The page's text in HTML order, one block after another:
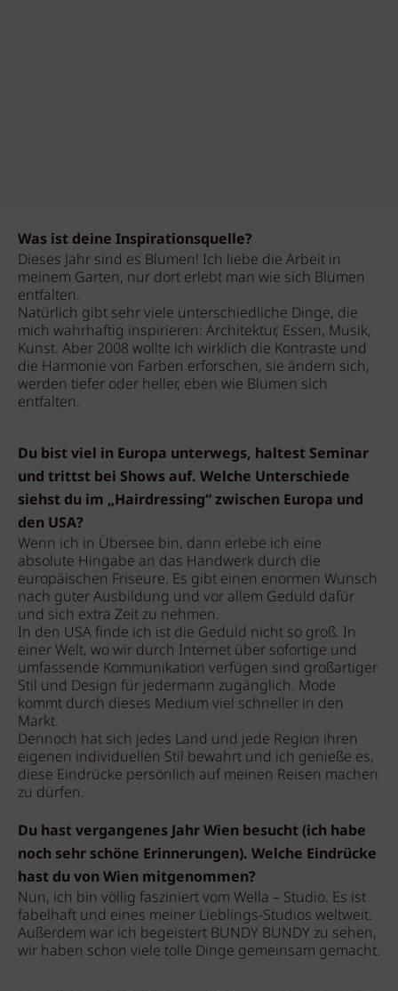
Was ist deine Inspirationsquelle?
Dieses Jahr sind es Blumen! Ich liebe die Arbeit in
meinem Garten, nur dort erlebt man wie sich Blumen
entfalten.
Natürlich gibt sehr viele unterschiedliche Dinge, die
mich wahrhaftig inspirieren: Architektur, Essen, Musik,
Kunst. Aber 2008 wollte ich wirklich die Kontraste und
die Harmonie von Farben erforschen, sie ändern sich,
werden tiefer oder heller, eben wie Blumen sich
entfalten.
Du bist viel in Europa unterwegs, haltest Seminar
und trittst bei Shows auf. Welche Unterschiede
siehst du im „Hairdressing“ zwischen Europa und
den USA?
Wenn ich in Übersee bin, dann erlebe ich eine
absolute Hingabe an das Handwerk durch die
europäischen Friseure. Es gibt einen enormen Wunsch
nach guter Ausbildung und vor allem Geduld dafür
und sich extra Zeit zu nehmen.
In den USA finde ich ist die Geduld nicht so groß. In
einer Welt, wo wir durch Internet über sofortige und
umfassende Kommunikation verfügen sind großartiger
Stil und Design für jedermann zugänglich. Mode
kommt durch dieses Medium viel schneller in den
Markt.
Dennoch hat sich jedes Land und jede Region ihren
eigenen individuellen Stil bewahrt und ich genieße es,
diese Eindrücke persönlich auf meinen Reisen machen
zu dürfen.
Du hast vergangenes Jahr Wien besucht (ich habe
noch sehr schöne Erinnerungen). Welche Eindrücke
hast du von Wien mitgenommen?
Nun, ich bin völlig fasziniert vom Wella – Studio. Es ist
fabelhaft und eines meiner Lieblings-Studios weltweit.
Außerdem war ich begeistert BUNDY BUNDY zu sehen,
wir haben schon viele tolle Dinge gemeinsam gemacht.